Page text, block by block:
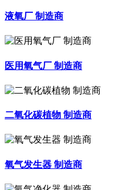
液氧厂 制造商
医用氧气厂 制造商
二氧化碳植物 制造商
氧气发生器 制造商